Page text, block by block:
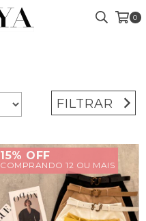
0
FILTRAR
15% OFF
COMPRANDO 12 OU MAIS